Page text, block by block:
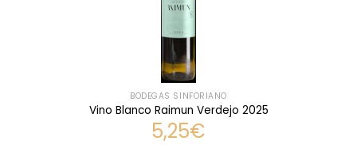
BODEGAS SINFORIANO
Vino Blanco Raimun Verdejo 2025
5,25€